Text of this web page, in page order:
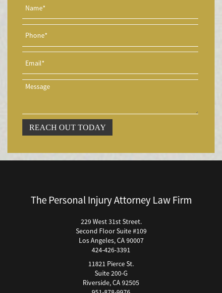
Accidente de Motocicleta Involucrando a un Motorista No
Asegurado
Accidente de Motocicleta con Giro Inseguro a la Izquierda
Accidentes de Tren y Metro
Accidente en "T"
Airbag Injuries
Accidentes Peatonales
Accidente por Volcadura
Bicycle Accident
Boating Accidents
REACH OUT TODAY
The Personal Injury Attorney Law Firm
229 West 31st Street.
Second Floor Suite #109
Los Angeles, CA 90007
424-426-3391
11821 Pierce St.
Suite 200-G
Riverside, CA 92505